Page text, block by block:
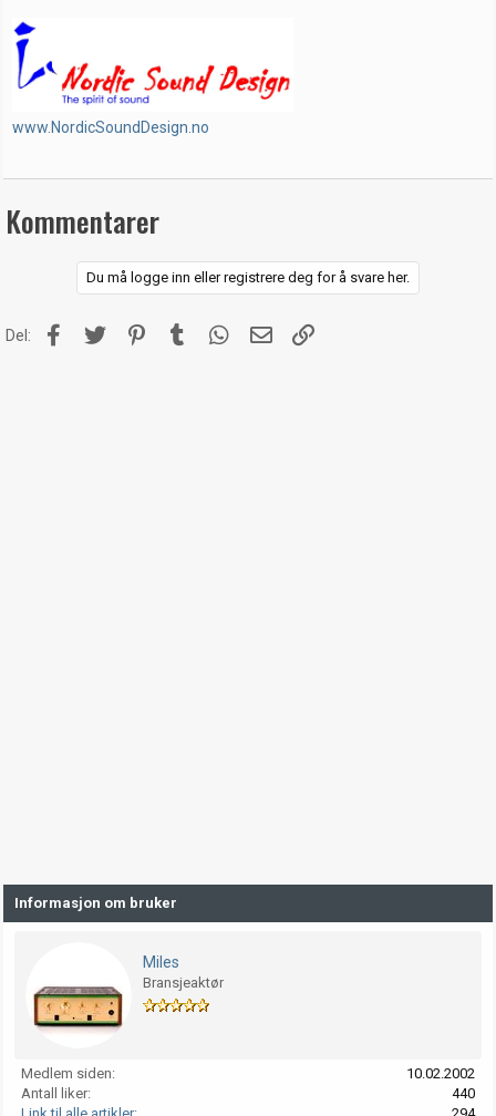
www.NordicSoundDesign.no
Kommentarer
Du må logge inn eller registrere deg for å svare her.
Del: Facebook
Twitter PinterestTumblr WhatsApp
E-postLink
Informasjon om bruker
Miles
Bransjeaktør
Medlem siden
10.02.2002
Antall liker
440